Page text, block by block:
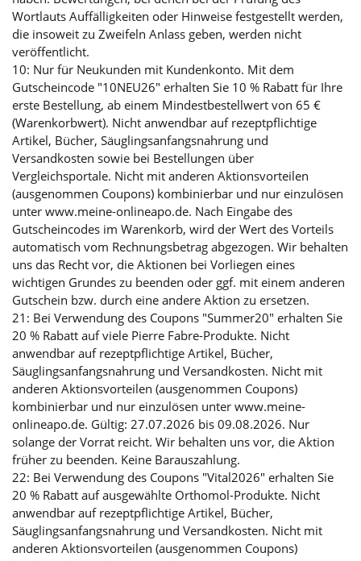
Wortlauts Auffälligkeiten oder Hinweise festgestellt werden,
die insoweit zu Zweifeln Anlass geben, werden nicht
veröffentlicht.
10: Nur für Neukunden mit Kundenkonto. Mit dem
Gutscheincode "10NEU26" erhalten Sie 10 % Rabatt für Ihre
erste Bestellung, ab einem Mindestbestellwert von 65 €
(Warenkorbwert). Nicht anwendbar auf rezeptpflichtige
Artikel, Bücher, Säuglingsanfangsnahrung und
Versandkosten sowie bei Bestellungen über
Vergleichsportale. Nicht mit anderen Aktionsvorteilen
(ausgenommen Coupons) kombinierbar und nur einzulösen
unter www.meine-onlineapo.de. Nach Eingabe des
Gutscheincodes im Warenkorb, wird der Wert des Vorteils
automatisch vom Rechnungsbetrag abgezogen. Wir behalten
uns das Recht vor, die Aktionen bei Vorliegen eines
wichtigen Grundes zu beenden oder ggf. mit einem anderen
Gutschein bzw. durch eine andere Aktion zu ersetzen.
21: Bei Verwendung des Coupons "Summer20" erhalten Sie
20 % Rabatt auf viele Pierre Fabre-Produkte. Nicht
anwendbar auf rezeptpflichtige Artikel, Bücher,
Säuglingsanfangsnahrung und Versandkosten. Nicht mit
anderen Aktionsvorteilen (ausgenommen Coupons)
kombinierbar und nur einzulösen unter www.meine-
onlineapo.de. Gültig: 27.07.2026 bis 09.08.2026. Nur
solange der Vorrat reicht. Wir behalten uns vor, die Aktion
früher zu beenden. Keine Barauszahlung.
22: Bei Verwendung des Coupons "Vital2026" erhalten Sie
20 % Rabatt auf ausgewählte Orthomol-Produkte. Nicht
anwendbar auf rezeptpflichtige Artikel, Bücher,
Säuglingsanfangsnahrung und Versandkosten. Nicht mit
anderen Aktionsvorteilen (ausgenommen Coupons)